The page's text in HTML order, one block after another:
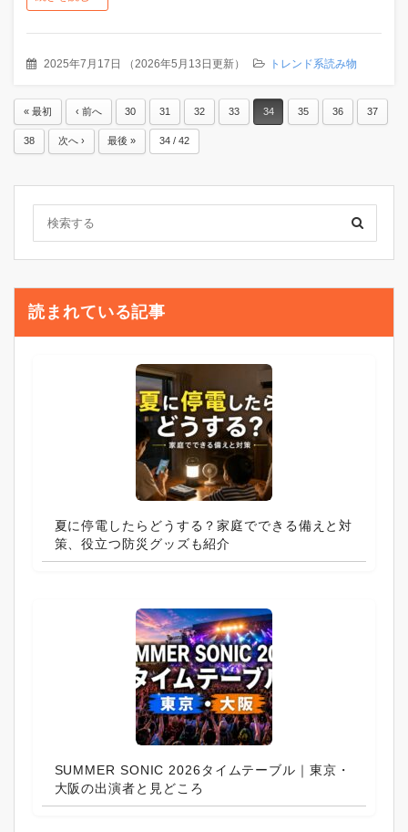
2025年7月17日 （2026年5月13日更新） トレンド系読み物
« 最初 ‹ 前へ 30 31 32 33 34 35 36 37
38 次へ › 最後 » 34 / 42
読まれている記事
夏に停電したらどうする？家庭でできる備えと対
策、役立つ防災グッズも紹介
SUMMER SONIC 2026タイムテーブル｜東京・
大阪の出演者と見どころ